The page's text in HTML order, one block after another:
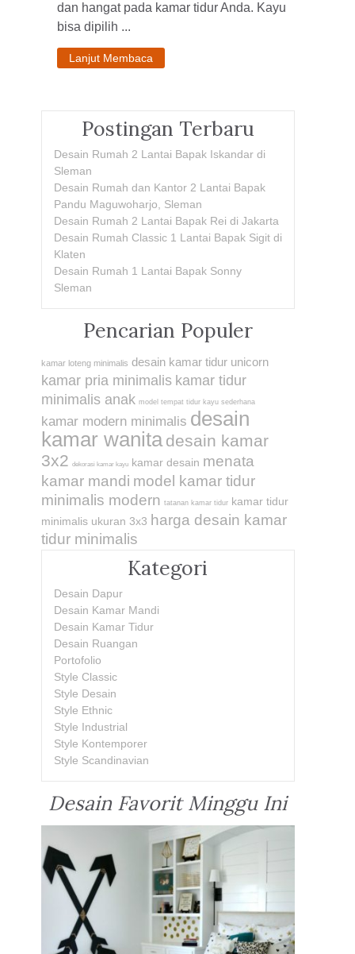
dan hangat pada kamar tidur Anda. Kayu
bisa dipilih ...
Lanjut Membaca
Postingan Terbaru
Desain Rumah 2 Lantai Bapak Iskandar di
Sleman
Desain Rumah dan Kantor 2 Lantai Bapak
Pandu Maguwoharjo, Sleman
Desain Rumah 2 Lantai Bapak Rei di Jakarta
Desain Rumah Classic 1 Lantai Bapak Sigit di
Klaten
Desain Rumah 1 Lantai Bapak Sonny
Sleman
Pencarian Populer
kamar loteng minimalis desain kamar tidur unicorn
kamar pria minimalis kamar tidur
minimalis anak model tempat tidur kayu sederhana
kamar modern minimalis desain
kamar wanita desain kamar
3x2 dekorasi kamar kayu kamar desain menata
kamar mandi model kamar tidur
minimalis modern tatanan kamar tidur kamar tidur
minimalis ukuran 3x3 harga desain kamar
tidur minimalis
Kategori
Desain Dapur
Desain Kamar Mandi
Desain Kamar Tidur
Desain Ruangan
Portofolio
Style Classic
Style Desain
Style Ethnic
Style Industrial
Style Kontemporer
Style Scandinavian
Desain Favorit Minggu Ini